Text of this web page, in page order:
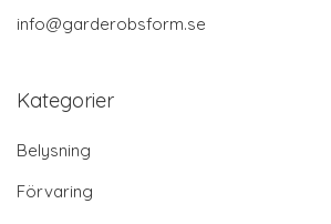
info@garderobsform.se
Kategorier
Belysning
Förvaring